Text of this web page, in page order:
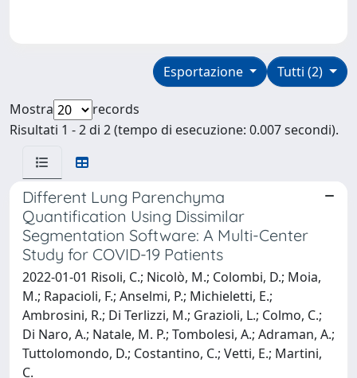
Tutti (2)
Esportazione
Mostra
records
Risultati 1 - 2 di 2 (tempo di esecuzione: 0.007 secondi).
Different Lung Parenchyma
Quantification Using Dissimilar
Segmentation Software: A Multi-Center
Study for COVID-19 Patients
2022-01-01 Risoli, C.; Nicolò, M.; Colombi, D.; Moia,
M.; Rapacioli, F.; Anselmi, P.; Michieletti, E.;
Ambrosini, R.; Di Terlizzi, M.; Grazioli, L.; Colmo, C.;
Di Naro, A.; Natale, M. P.; Tombolesi, A.; Adraman, A.;
Tuttolomondo, D.; Costantino, C.; Vetti, E.; Martini,
C.